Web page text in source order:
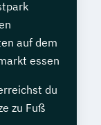
auf dem
essen
du
zu Fuß